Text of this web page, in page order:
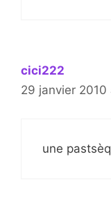
cici222
29 janvier 2010
une